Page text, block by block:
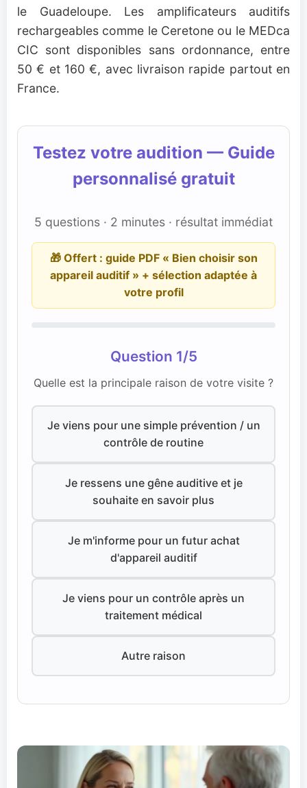
le Guadeloupe. Les amplificateurs auditifs
rechargeables comme le Ceretone ou le MEDca
CIC sont disponibles sans ordonnance, entre
50 € et 160 €, avec livraison rapide partout en
France.
Testez votre audition — Guide
personnalisé gratuit
5 questions · 2 minutes · résultat immédiat
🎁 Offert : guide PDF « Bien choisir son
appareil auditif » + sélection adaptée à
votre profil
Question 1/5
Quelle est la principale raison de votre visite ?
Je viens pour une simple prévention / un
contrôle de routine
Je ressens une gêne auditive et je
souhaite en savoir plus
Je m'informe pour un futur achat
d'appareil auditif
Je viens pour un contrôle après un
traitement médical
Autre raison